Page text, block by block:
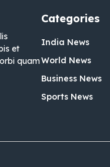
et
quam
Categories
India News
World News
Business News
Sports News